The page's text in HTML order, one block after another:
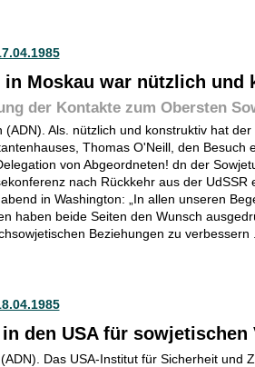
in Moskau war nützlich und
der Kontakte zum Obersten
(ADN). Als. nützlich und konstruktiv hat
Thomas O'Neill, den Besuch
von Abgeordneten! dn der
nach Rückkehr aus der UdSSR
in Washington: „In allen unseren
haben beide Seiten den Wunsch
Beziehungen zu verbessern
den USA für sowjetischen
(ADN). Das USA-Institut für Sicherheit und